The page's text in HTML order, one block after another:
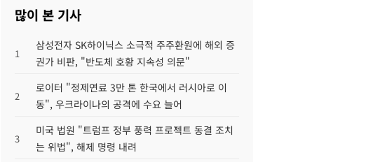
많이 본 기사
1
삼성전자 SK하이닉스 소극적 주주환원에 해외 증
권가 비판, "반도체 호황 지속성 의문"
2
로이터 "정제연료 3만 톤 한국에서 러시아로 이
동", 우크라이나의 공격에 수요 늘어
3
미국 법원 "트럼프 정부 풍력 프로젝트 동결 조치
는 위법", 해제 명령 내려